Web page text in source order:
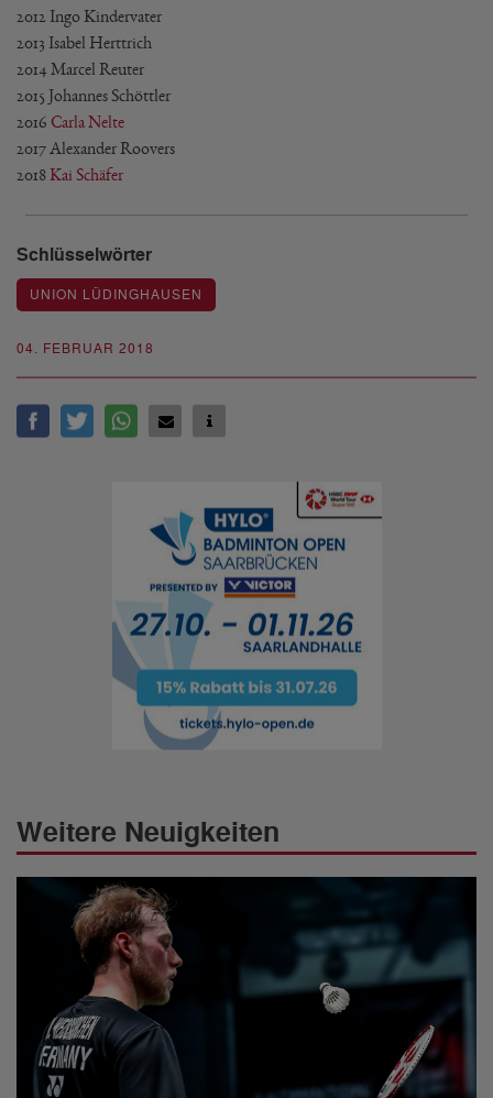
04. FEBRUAR 2018
2012 Ingo Kindervater
2013 Isabel Herttrich
2014 Marcel Reuter
2015 Johannes Schöttler
2016 Carla Nelte
2017 Alexander Roovers
2018Kai Schäfer
Schlüsselwörter
UNION LÜDINGHAUSEN
Weitere Neuigkeiten